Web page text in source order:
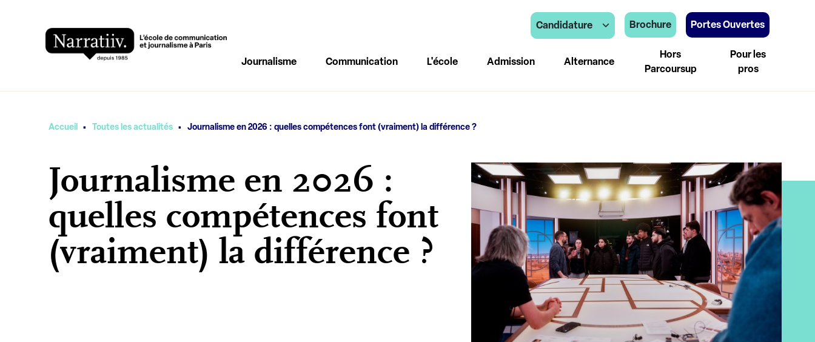
Vous êtes ici
Accueil · Toutes les actualités · Journalisme en 2026 : quelles compétences font (vraiment) la différence ?
Journalisme en 2026 :
quelles compétences font
(vraiment) la différence ?
Candidature Brochure Portes Ouvertes
Journalisme Communication L'école Admission Alternance
Hors
Parcoursup
Pour les
pros